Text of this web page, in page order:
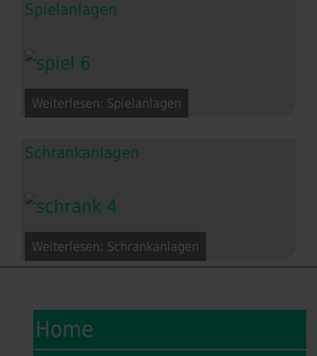
Spielanlagen
Weiterlesen: Spielanlagen
Schrankanlagen
Weiterlesen: Schrankanlagen
Home